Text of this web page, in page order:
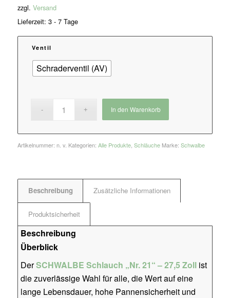
zzgl. Versand
Lieferzeit: 3 - 7 Tage
Ventil
Schraderventil (AV)
In den Warenkorb
Artikelnummer: n. v. Kategorien: Alle Produkte, Schläuche Marke: Schwalbe
Beschreibung Zusätzliche Informationen
Produktsicherheit
Beschreibung
Überblick
DerSCHWALBE Schlauch „Nr. 21“ – 27,5 Zollist
die zuverlässige Wahl für alle, die Wert auf eine
lange Lebensdauer, hohe Pannensicherheit und